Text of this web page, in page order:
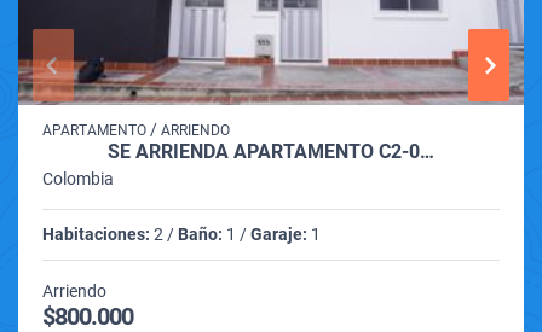
APARTAMENTO / ARRIENDO
SE ARRIENDA APARTAMENTO C2-0…
Colombia
Habitaciones: 2 / Baño: 1 /Garaje: 1
Arriendo
$800.000